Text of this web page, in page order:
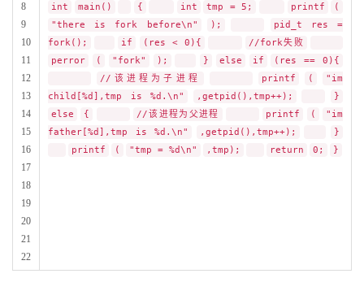
8
9
10
11
12
13
14
15
16
17
18
19
20
21
22
int
main() { int tmp = 5; printf
(
"there is fork before\n"
);
pid_t res =
fork();
if (res < 0){
//fork失败
perror
( "fork" ); } else if
(res == 0){
//该进程为子进程
printf (
"im
child[%d],tmp is %d.\n"
,getpid(),tmp++);
}
else
{ //该进程为父进程 printf (
"im
father[%d],tmp is %d.\n"
,getpid(),tmp++);
}
printf
( "tmp = %d\n" ,tmp); return 0; }